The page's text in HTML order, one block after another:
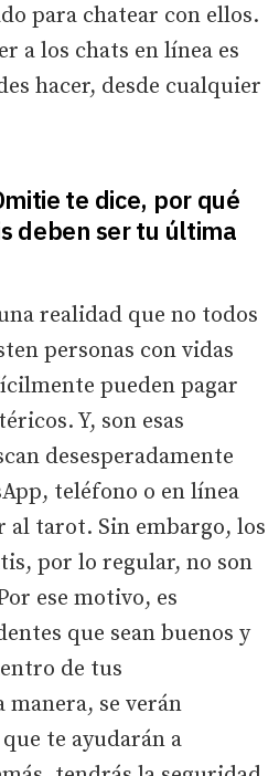
para chatear con ellos.
a los chats en línea es
hacer, desde cualquier
te dice, por qué
deben ser tu última
realidad que no todos
personas con vidas
pueden pagar
Y, son esas
desesperadamente
teléfono o en línea
al tarot. Sin embargo, los
por lo regular, no son
ese motivo, es
que sean buenos y
de tus
manera, se verán
te ayudarán a